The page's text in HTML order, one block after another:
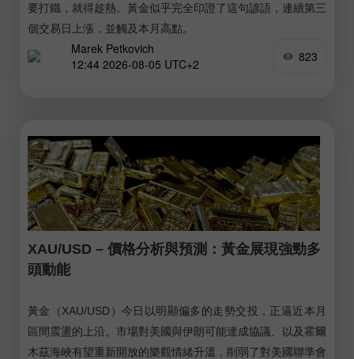
要打鐵，就得趁熱。黃金似乎完全印證了這句諺語，連續第三
個交易日上漲，並觸及本月高點。
Marek Petkovich
12:44 2026-08-05 UTC+2
823
XAU/USD – 價格分析與預測：黃金展現強勁多
頭動能
黃金（XAU/USD）今日以明顯偏多的走勢交投，正逼近本月
區間震盪的上沿。市場對美國與伊朗可能達成協議、以及霍爾
木茲海峽有望重新開放的樂觀情緒升溫，削弱了對美國聯準會